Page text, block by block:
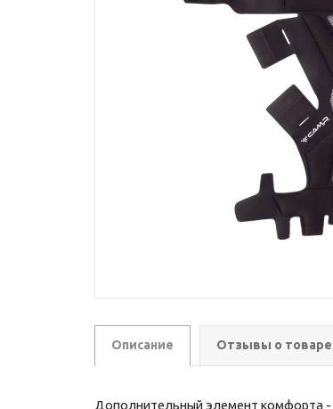
Описание Отзывы о товаре
Дополнительный элемент комфорта -